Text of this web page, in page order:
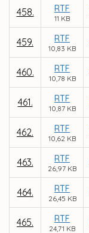
458. RTF
11 KB
459. RTF
10,83 KB
460. RTF
10,78 KB
461. RTF
10,87 KB
462. RTF
10,62 KB
463. RTF
26,97 KB
464. RTF
26,45 KB
465. RTF
24,71 KB